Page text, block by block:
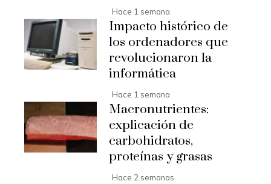
Hace 1 semana
Impacto histórico de
los ordenadores que
revolucionaron la
informática
Hace 1 semana
Macronutrientes:
explicación de
carbohidratos,
proteínas y grasas
Hace 2 semanas